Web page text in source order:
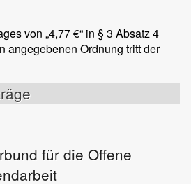
von „4,77 €“ in § 3 Absatz 4
angegebenen Ordnung tritt der
für die Offene